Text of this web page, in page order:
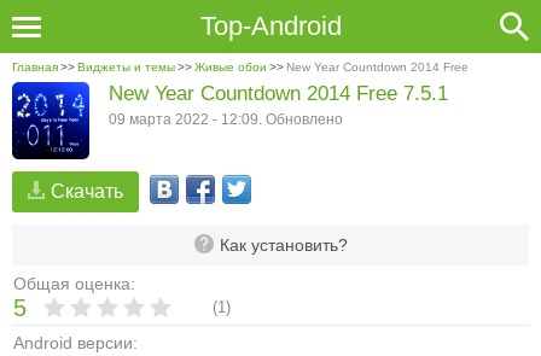
Top-Android
Главная>>Виджеты и темы>>Живые обои >> New Year Countdown 2014 Free
Скачать
Как установить?
Общая оценка:
5 (1)
Android версии:
New Year Countdown 2014 Free 7.5.1
09 марта 2022 - 12:09. Обновлено